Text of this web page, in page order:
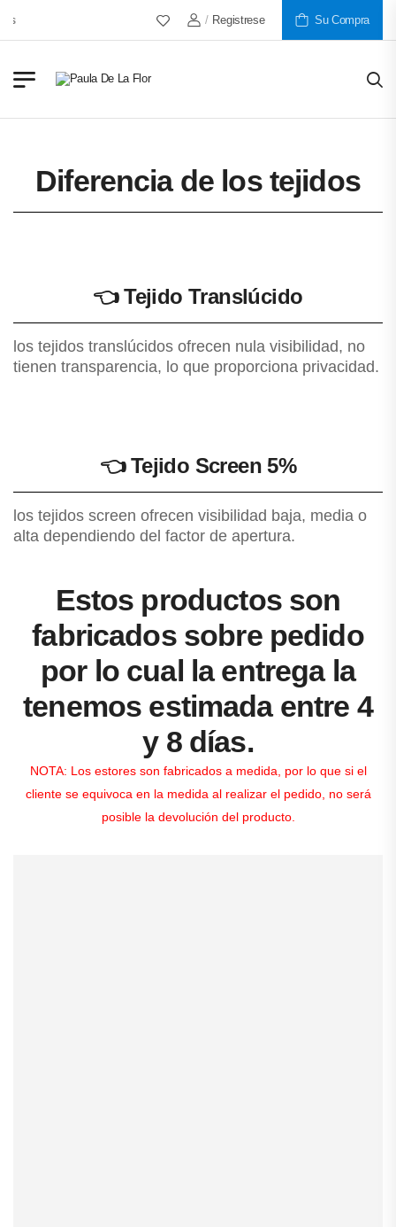
Más De 30 Años Al Servicio
/ Registrese Su Compra
Diferencia de los tejidos
👈Tejido Translúcido
los tejidos translúcidos ofrecen nula visibilidad, no
tienen transparencia, lo que proporciona privacidad.
👈Tejido Screen 5%
los tejidos screen ofrecen visibilidad baja, media o
alta dependiendo del factor de apertura.
Estos productos son
fabricados sobre pedido
por lo cual la entrega la
tenemos estimada entre 4
y 8 días.
NOTA: Los estores son fabricados a medida, por lo que si el
cliente se equivoca en la medida al realizar el pedido, no será
posible la devolución del producto.